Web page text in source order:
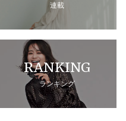
連載
RANKING
ランキング